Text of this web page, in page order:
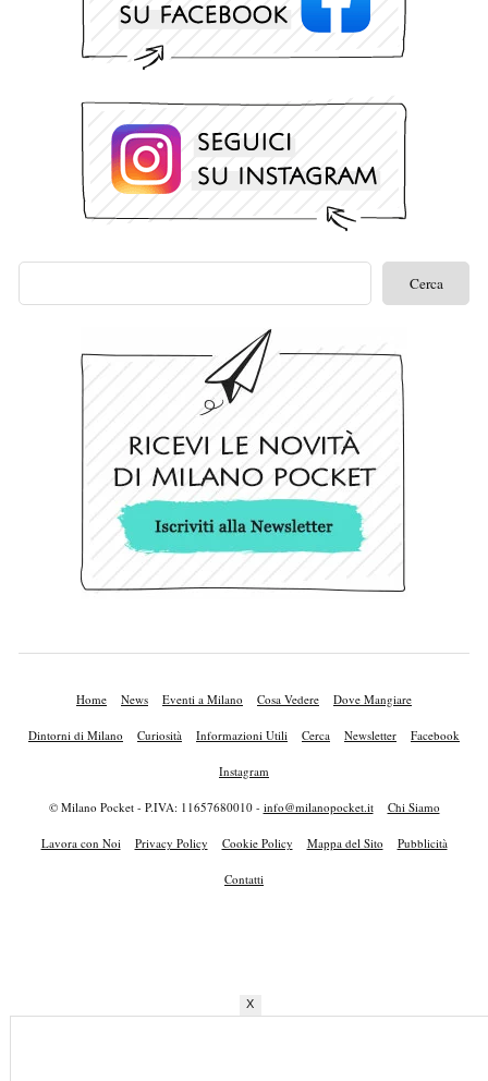
Home News Eventi a Milano Cosa Vedere Dove Mangiare
Dintorni di Milano Curiosità Informazioni Utili Cerca Newsletter Facebook
Instagram
© Milano Pocket - P.IVA: 11657680010 - info@milanopocket.it Chi Siamo
Lavora con Noi Privacy Policy Cookie Policy Mappa del Sito Pubblicità
Contatti
X